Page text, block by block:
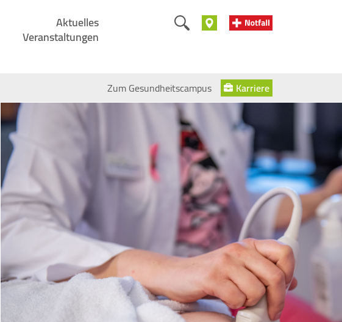
Aktuelles
Veranstaltungen
Zum Gesundheitscampus Karriere